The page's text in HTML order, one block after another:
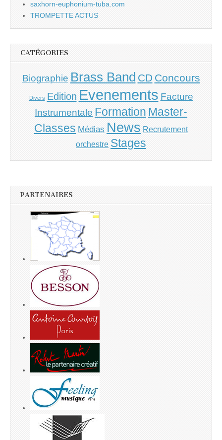
saxhorn-euphonium-tuba.com
TROMPETTE ACTUS
CATÉGORIES
Biographie Brass Band CD Concours
Divers Edition Evenements Facture
Instrumentale Formation Master-
Classes Médias News Recrutement
orchestre Stages
PARTENAIRES